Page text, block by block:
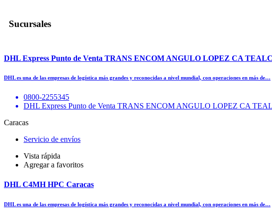
Sucursales
DHL Express Punto de Venta TRANS ENCOM ANGULO LOPEZ CA
DHL es una de las empresas de logística más grandes y reconocidas a nivel mundial, con operaciones en más de…
0800-2255345
DHL Express Punto de Venta TRANS ENCOM ANGULO LOPEZ CA
Caracas
Servicio de envíos
Vista rápida
Agregar a favoritos
DHL C4MH HPC Caracas
DHL es una de las empresas de logística más grandes y reconocidas a nivel mundial, con operaciones en más de…